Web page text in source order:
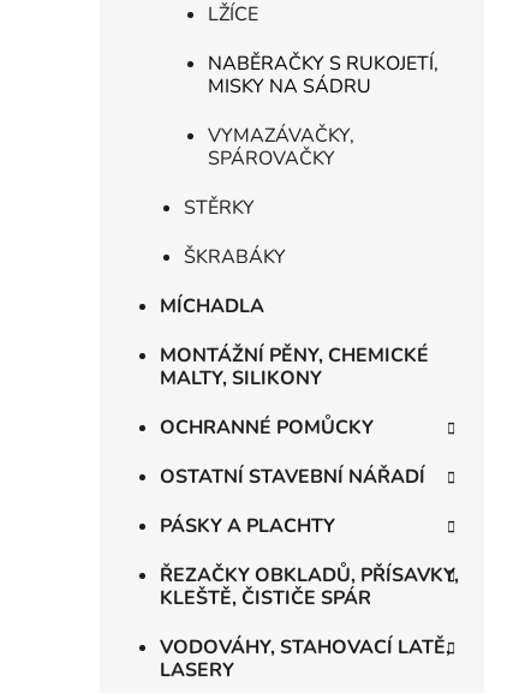
LŽÍCE
NABĚRAČKY S RUKOJETÍ,
MISKY NA SÁDRU
VYMAZÁVAČKY,
SPÁROVAČKY
STĚRKY
ŠKRABÁKY
MÍCHADLA
MONTÁŽNÍ PĚNY, CHEMICKÉ
MALTY, SILIKONY
OCHRANNÉ POMŮCKY
OSTATNÍ STAVEBNÍ NÁŘADÍ
PÁSKY A PLACHTY
ŘEZAČKY OBKLADŮ, PŘÍSAVKY,
KLEŠTĚ, ČISTIČE SPÁR
VODOVÁHY, STAHOVACÍ LATĚ,
LASERY